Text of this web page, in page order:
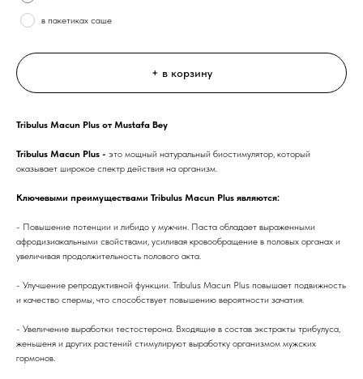
в пакетиках саше
+ в корзину
Tribulus Macun Plus от Mustafa Bey
Tribulus Macun Plus - это мощный натуральный биостимулятор, который
оказывает широкое спектр действия на организм.
Ключевыми преимуществами Tribulus Macun Plus являются:
- Повышение потенции и либидо у мужчин. Паста обладает выраженными
афродизиакальными свойствами, усиливая кровообращение в половых органах и
увеличивая продолжительность полового акта.
- Улучшение репродуктивной функции. Tribulus Macun Plus повышает подвижность
и качество спермы, что способствует повышению вероятности зачатия.
- Увеличение выработки тестостерона. Входящие в состав экстракты трибулуса,
женьшеня и других растений стимулируют выработку организмом мужских
гормонов.